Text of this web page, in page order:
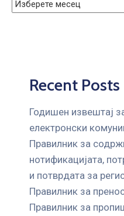
Recent Posts
Годишен извештај
електронски
Правилник за
нотификацијата,
и потврдата за
Правилник за
Правилник за